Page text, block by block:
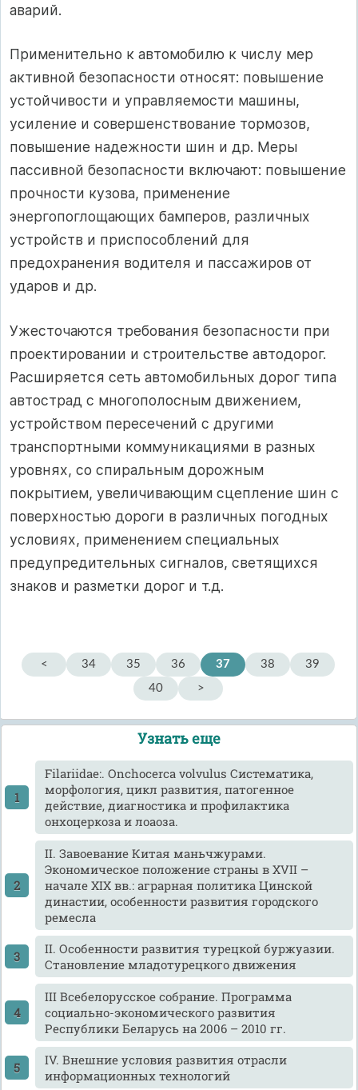
аварий.
Применительно к автомобилю к числу мер
активной безопасности относят: повышение
устойчивости и управляемости машины,
усиление и совершенствование тормозов,
повышение надежности шин и др. Меры
пассивной безопасности включают: повышение
прочности кузова, применение
энергопоглощающих бамперов, различных
устройств и приспособлений для
предохранения водителя и пассажиров от
ударов и др.
Ужесточаются требования безопасности при
проектировании и строительстве автодорог.
Расширяется сеть автомобильных дорог типа
автострад с многополосным движением,
устройством пересечений с другими
транспортными коммуникациями в разных
уровнях, со спиральным дорожным
покрытием, увеличивающим сцепление шин с
поверхностью дороги в различных погодных
условиях, применением специальных
предупредительных сигналов, светящихся
знаков и разметки дорог и т.д.
< 34 35 36 37 38
39
40
>
Узнать еще
Filariidae:. Onchocerca volvulus Систематика,
морфология, цикл развития, патогенное
действие, диагностика и профилактика
онхоцеркоза и лоаоза.
II. Завоевание Китая маньчжурами.
Экономическое положение страны в XVII –
начале XIX вв.: аграрная политика Цинской
династии, особенности развития городского
ремесла
II. Особенности развития турецкой буржуазии.
Становление младотурецкого движения
III Всебелорусское собрание. Программа
социально-экономического развития
Республики Беларусь на 2006 – 2010 гг.
IV. Внешние условия развития отрасли
информационных технологий